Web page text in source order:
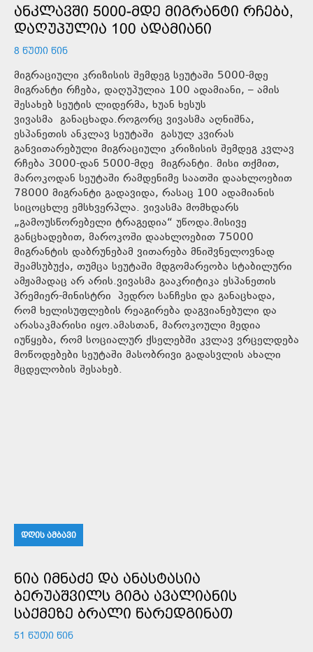
ᲐᲜᲙᲚᲐᲕᲨᲘ 5000-ᲛᲓᲔ ᲛᲘᲒᲠᲐᲜᲢᲘ ᲠᲩᲔᲑᲐ,
ᲓᲐᲦᲣᲞᲣᲚᲘᲐ 100 ᲐᲓᲐᲛᲘᲐᲜᲘ
8 ᲬᲣᲗᲘ ᲬᲘᲜ
მიგრაციული კრიზისის შემდეგ სეუტაში 5000-მდე
მიგრანტი რჩება, დაღუპულია 100 ადამიანი, – ამის
შესახებ სეუტის ლიდერმა, ხუან ხესუს
ვივასმა განაცხადა.როგორც ვივასმა აღნიშნა,
ესპანეთის ანკლავ სეუტაში გასულ კვირას
განვითარებული მიგრაციული კრიზისის შემდეგ კვლავ
რჩება 3000-დან 5000-მდე მიგრანტი. მისი თქმით,
მაროკოდან სეუტაში რამდენიმე საათში დაახლოებით
78000 მიგრანტი გადავიდა, რასაც 100 ადამიანის
სიცოცხლე ემსხვერპლა. ვივასმა მომხდარს
„გამოუსწორებელი ტრაგედია“ უწოდა.მისივე
განცხადებით, მაროკოში დაახლოებით 75000
მიგრანტის დაბრუნებამ ვითარება მნიშვნელოვნად
შეამსუბუქა, თუმცა სეუტაში მდგომარეობა სტაბილური
ამჟამადაც არ არის.ვივასმა გააკრიტიკა ესპანეთის
პრემიერ-მინისტრი პედრო სანჩესი და განაცხადა,
რომ ხელისუფლების რეაგირება დაგვიანებული და
არასაკმარისი იყო.ამასთან, მაროკოული მედია
იუწყება, რომ სოციალურ ქსელებში კვლავ ვრცელდება
მოწოდებები სეუტაში მასობრივი გადასვლის ახალი
მცდელობის შესახებ.
ᲓᲦᲘᲡ ᲐᲛᲑᲐᲕᲘ
ᲜᲘᲐ ᲘᲛᲜᲐᲫᲔ ᲓᲐ ᲐᲜᲐᲡᲢᲐᲡᲘᲐ
ᲑᲔᲠᲣᲐᲨᲕᲘᲚᲡ ᲒᲘᲒᲐ ᲐᲕᲐᲚᲘᲐᲜᲘᲡ
ᲡᲐᲥᲛᲔᲖᲔ ᲑᲠᲐᲚᲘ ᲬᲐᲠᲔᲓᲒᲘᲜᲐᲗ
51 ᲬᲣᲗᲘ ᲬᲘᲜ